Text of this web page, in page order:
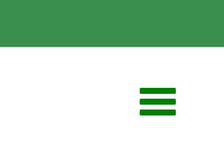
Toggle